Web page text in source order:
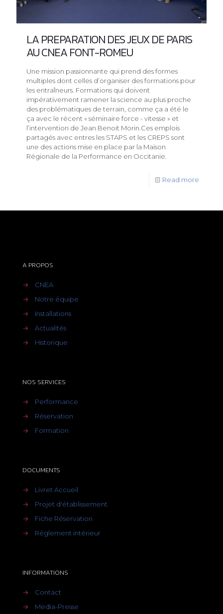
LA PREPARATION DES JEUX DE PARIS
AU CNEA FONT-ROMEU
Une mission passionnante qui prend des formes
multiples dont celles d’organiser des formations pour
les entraîneurs. Formations qui doivent
impérativement ramener la science au plus proche
des problématiques de terrain, comme ça a été le
ça avec le récent « séminaire force - vitesse » et
l’intervention de Jean Benoit Morin.Ces emplois
partagés avec entres les STAPS et les CREPS sont
une des actions mise en place par la Maison
Régionale de la Performance en Occitanie.
Read more
A PROPOS
→
CNEA
→
Notre équipe
→
Installations
→
Actualités
→
Historique
NOS SERVICES
→
Performance
→
Réservation
→
Formation
DOCUMENTS
→
Livret Accueil
→
Projet d'établissement
→
Fiche Réservation
→
Réglement intérieur
INFORMATIONS
→
Contact
→
Media-Presse